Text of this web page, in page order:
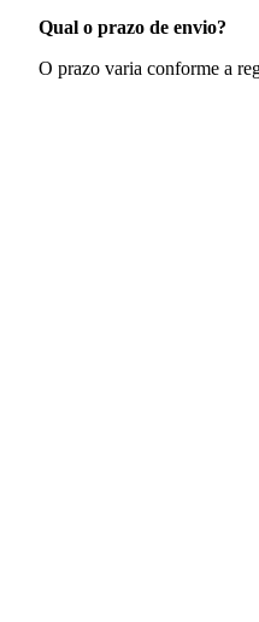
Qual o prazo de envio?
O prazo varia conforme a